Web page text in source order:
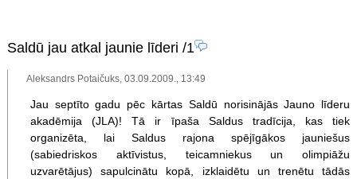
Saldū jau atkal jaunie līderi /1
Aleksandrs Potaičuks, 03.09.2009., 13:49
Jau septīto gadu pēc kārtas Saldū norisinājās Jauno līderu
akadēmija (JLA)! Tā ir īpaša Saldus tradīcija, kas tiek
organizēta, lai Saldus rajona spējīgākos jauniešus
(sabiedriskos aktīvistus, teicamniekus un olimpiāžu
uzvarētājus) sapulcinātu kopā, izklaidētu un trenētu tādās